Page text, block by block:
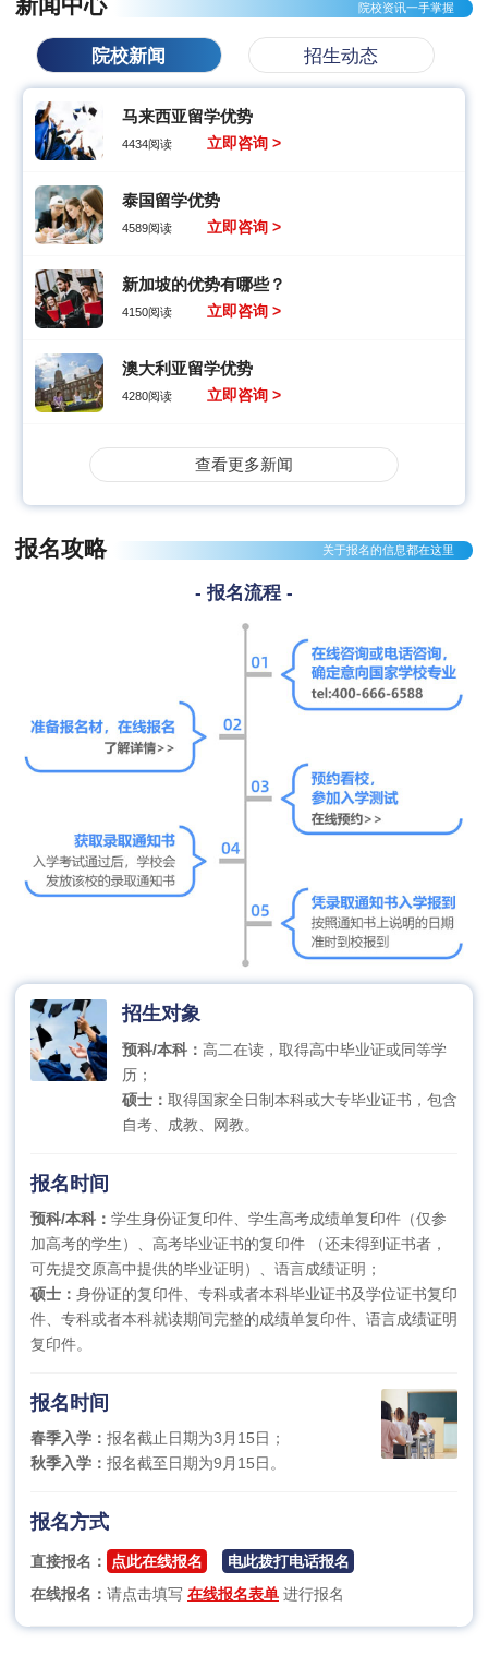
院校资讯一手掌握
院校新闻 招生动态
马来西亚留学优势
4434阅读 立即咨询 >
泰国留学优势
4589阅读 立即咨询 >
新加坡的优势有哪些？
4150阅读 立即咨询 >
澳大利亚留学优势
4280阅读 立即咨询 >
查看更多新闻
报名攻略 关于报名的信息都在这里
- 报名流程 -
招生对象
预科/本科： 高二在读，取得高中毕业证或同等学
历；
硕士： 取得国家全日制本科或大专毕业证书，包含
自考、成教、网教。
报名时间
预科/本科： 学生身份证复印件、学生高考成绩单复印件（仅参
加高考的学生）、高考毕业证书的复印件 （还未得到证书者，
可先提交原高中提供的毕业证明）、语言成绩证明；
硕士： 身份证的复印件、专科或者本科毕业证书及学位证书复印
件、专科或者本科就读期间完整的成绩单复印件、语言成绩证明
复印件。
报名时间
春季入学： 报名截止日期为3月15日；
秋季入学： 报名截至日期为9月15日。
报名方式
直接报名： 点此在线报名
电此拨打电话报名
在线报名： 请点击填写 在线报名表单 进行报名